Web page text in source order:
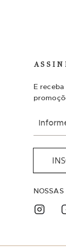
E
s
v
-
s
e
NOSSAS